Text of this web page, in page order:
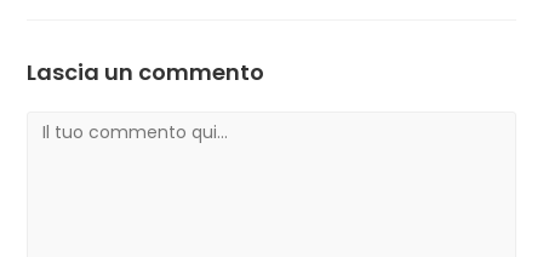
Lascia un commento
Commento